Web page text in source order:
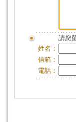
請您
姓名：
信箱：
電話：